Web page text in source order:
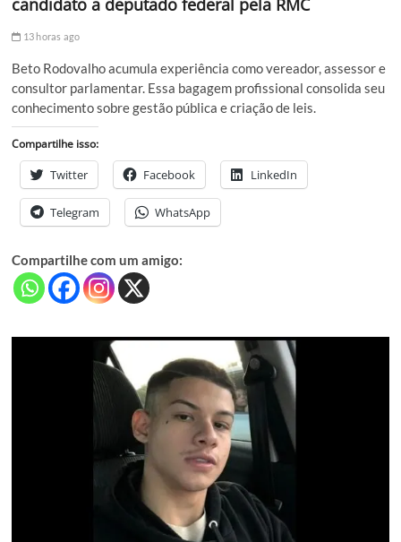
13 horas ago
Beto Rodovalho acumula experiência como vereador, assessor e
consultor parlamentar. Essa bagagem profissional consolida seu
conhecimento sobre gestão pública e criação de leis.
Compartilhe isso:
Twitter Facebook LinkedIn
Telegram WhatsApp
Compartilhe com um amigo: